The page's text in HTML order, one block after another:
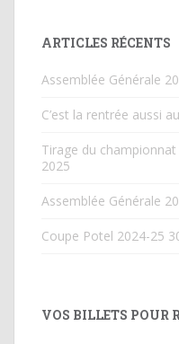
ARTICLES RÉCENTS
Assemblée Générale
C’est la rentrée aussi
Tirage du
2025
Assemblée Générale
Coupe Potel 2024-25
VOS BILLETS POUR